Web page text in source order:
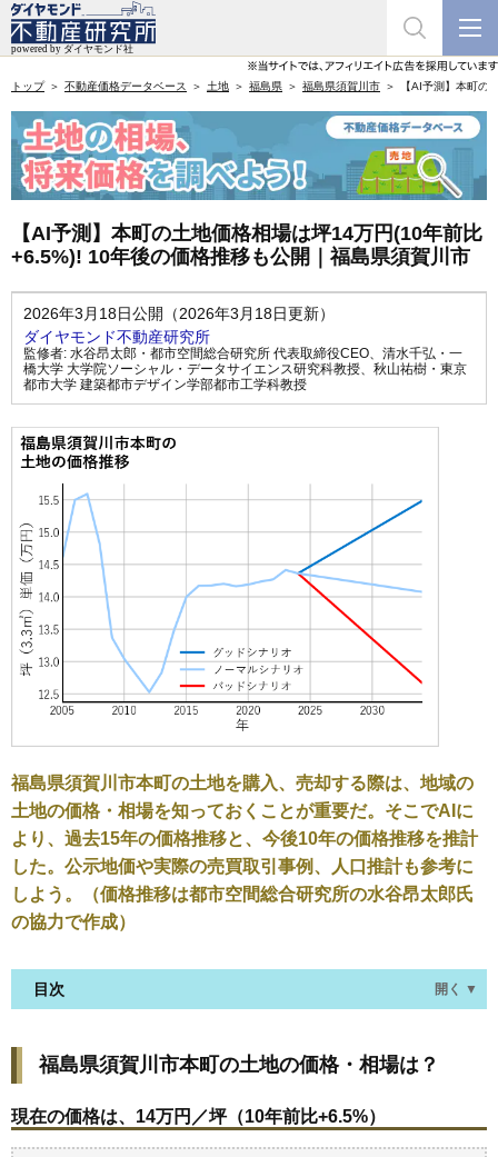
トップ 不動産価格データベース 土地 福島県 福島県須賀川市 【AI予測】本町の
【AI予測】本町の土地価格相場は坪14万円(10年前比
+6.5%)! 10年後の価格推移も公開｜福島県須賀川市
2026年3月18日公開（2026年3月18日更新）
ダイヤモンド不動産研究所
監修者: 水谷昂太郎・都市空間総合研究所 代表取締役CEO、 清水千弘・一
橋大学 大学院ソーシャル・データサイエンス研究科教授、 秋山祐樹・東京
都市大学 建築都市デザイン学部都市工学科教授
福島県須賀川市本町の土地を購入、売却する際は、地域の
土地の価格・相場を知っておくことが重要だ。そこでAIに
より、過去15年の価格推移と、今後10年の価格推移を推計
した。公示地価や実際の売買取引事例、人口推計も参考に
しよう。（価格推移は都市空間総合研究所の水谷昂太郎氏
の協力で作成）
目次 開く ▼
現在の価格は、14万円／坪（10年前比+6.5%）
価格を詳細に分析しよう
福島県須賀川市本町の土地の価格・相場は？
現在の価格は、14万円／坪（10年前比+6.5%）